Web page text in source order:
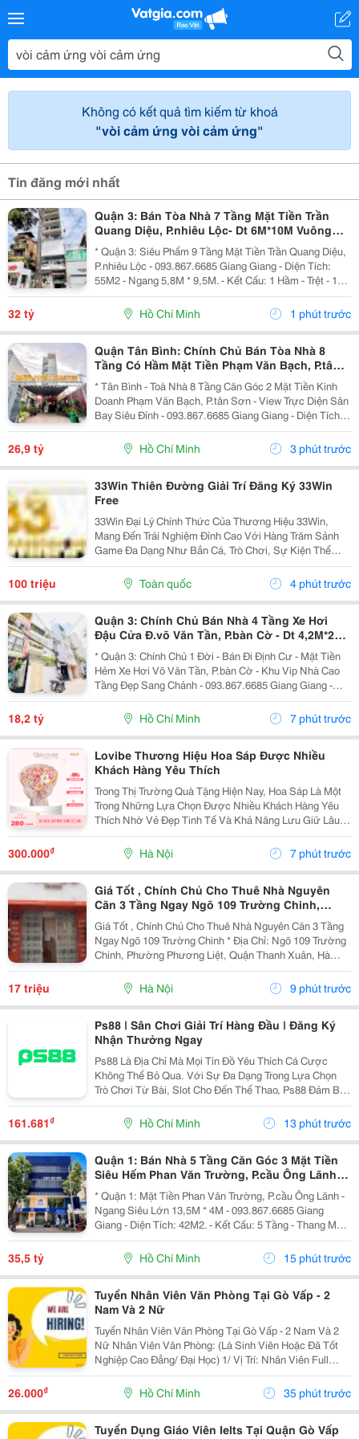
Không có kết quả tìm kiếm từ khoá
"vòi cảm ứng vòi cảm ứng"
Tin đăng mới nhất
Quận 3: Bán Tòa Nhà 7 Tầng Mặt Tiền Trần
Quang Diệu, P.nhiêu Lộc- Dt 6M*10M Vuông
Đẹp- Nhà 2 Mt Thoáng- Chính Chủ Chào Giá
Chỉ 32T
* Quận 3: Siêu Phẩm 9 Tầng Mặt Tiền Trần Quang Diệu,
P.nhiêu Lộc - 093.867.6685 Giang Giang - Diện Tích:
55M2 - Ngang 5,8M * 9,5M. - Kết Cấu: 1 Hầm - Trệt - 1
Lửng - 5 Tầng - Sân Thượng - Thang Máy. + Tầng Hầm:
Kinh Doanh Giặt Sấy. + Tầng Trệt -...
32 tỷ Hồ Chí Minh 1 phút trước
Quận Tân Bình: Chính Chủ Bán Tòa Nhà 8
Tầng Có Hầm Mặt Tiền Phạm Văn Bạch, P.tân
Sơn- View Trực Diện Ngắm Máy Bay Đỉnh- Dt
* Tân Bình - Toà Nhà 8 Tầng Căn Góc 2 Mặt Tiền Kinh
Doanh Phạm Văn Bạch, P.tân Sơn - View Trực Diện Sân
Bay Siêu Đỉnh - 093.867.6685 Giang Giang - Diện Tích:
88,4M2 - Ngang 7,5M * 21M. - Kết Cấu: 1 Hầm - 1 Lửng -
6 Tầng - Sân Thượng - Thang Máy...
26,9 tỷ Hồ Chí Minh 3 phút trước
33Win Thiên Đường Giải Trí Đăng Ký 33Win
Free
33Win Đại Lý Chính Thức Của Thương Hiệu 33Win,
Mang Đến Trải Nghiệm Đỉnh Cao Với Hàng Trăm Sảnh
Game Đa Dạng Như Bắn Cá, Trò Chơi, Sự Kiện Thể
Thao, Xổ Số, Game Bài Và Hơn Thế Nữa. Người Chơi
Còn Nhận Được Nhiều Ưu Đãi Hấp Dẫn Và Phần
Thưởng Giá Trị....
100 triệu Toàn quốc 4 phút trước
Quận 3: Chính Chủ Bán Nhà 4 Tầng Xe Hơi
Đậu Cửa Đ.võ Văn Tần, P.bàn Cờ - Dt 4,2M*22M
Sh Vuông Đẹp - Giá Chào Tốt Chỉ 18,2T-
* Quận 3: Chính Chủ 1 Đời - Bán Đi Định Cư - Mặt Tiền
Hẻm Xe Hơi Võ Văn Tần, P.bàn Cờ - Khu Vip Nhà Cao
Tầng Đẹp Sang Chảnh - 093.867.6685 Giang Giang -
Diện Tích: 82M2 - Ngang 3,8M Nở Hậu 4,2M * 22M. -
Kết Cấu: 4 Tầng - Sân Thượng - 4Pn - 5Wc. -...
18,2 tỷ Hồ Chí Minh 7 phút trước
Lovibe Thương Hiệu Hoa Sáp Được Nhiều
Khách Hàng Yêu Thích
Trong Thị Trường Quà Tặng Hiện Nay, Hoa Sáp Là Một
Trong Những Lựa Chọn Được Nhiều Khách Hàng Yêu
Thích Nhờ Vẻ Đẹp Tinh Tế Và Khả Năng Lưu Giữ Lâu
Dài. Trong Số Những Thương Hiệu Nổi Bật, Lovibe
Đang Dần Trở Thành Cái Tên Được Nhiều Người Lựa
Chọn...
300.000₫ Hà Nội 7 phút trước
Giá Tốt , Chính Chủ Cho Thuê Nhà Nguyên
Căn 3 Tầng Ngay Ngõ 109 Trường Chinh,
Thanh Xuân, Hà Nội
Giá Tốt , Chính Chủ Cho Thuê Nhà Nguyên Căn 3 Tầng
Ngay Ngõ 109 Trường Chinh * Địa Chỉ: Ngõ 109 Trường
Chinh, Phường Phương Liệt, Quận Thanh Xuân, Hà
Nội. - Nhà Nằm Tại Vị Trí Đẹp, Đường Ô Tô Tránh,
Thuận Tiện Vừa Ở Vừa Kinh Doanh Hoặc Làm Văn...
17 triệu Hà Nội 9 phút trước
Ps88 | Sân Chơi Giải Trí Hàng Đầu | Đăng Ký
Nhận Thưởng Ngay
Ps88 Là Địa Chỉ Mà Mọi Tín Đồ Yêu Thích Cá Cược
Không Thể Bỏ Qua. Với Sự Đa Dạng Trong Lựa Chọn
Trò Chơi Từ Bài, Slot Cho Đến Thể Thao, Ps88 Đảm Bảo
Mang Đến Những Giây Phút Thư Giãn Đầy Thú Vị Cho
Người Chơi. Chúng Tôi Cam Kết Cung Cấp Dịch Vụ
Chăm...
161.681₫ Hồ Chí Minh 13 phút trước
Quận 1: Bán Nhà 5 Tầng Căn Góc 3 Mặt Tiền
Siêu Hếm Phan Văn Trường, P.cầu Ông Lãnh-
Dt 13M*4M- Chính Chủ Chào Giá Tốt
* Quận 1: Mặt Tiền Phan Văn Trường, P.cầu Ông Lãnh -
Ngang Siêu Lớn 13,5M * 4M - 093.867.6685 Giang
Giang - Diện Tích: 42M2. - Kết Cấu: 5 Tầng - Thang Máy
- Từ Lầu 2 Xây Vươn Ban Công Ra Rộng 4,5M - Các
Tầng Đều Thiết Kế Làm Vp Cty. - Đang Sẵn...
35,5 tỷ Hồ Chí Minh 15 phút trước
Tuyển Nhân Viên Văn Phòng Tại Gò Vấp - 2
Nam Và 2 Nữ
Tuyển Nhân Viên Văn Phòng Tại Gò Vấp - 2 Nam Và 2
Nữ Nhân Viên Văn Phòng: (Là Sinh Viên Hoặc Đã Tốt
Nghiệp Cao Đẳng/ Đại Học) 1/ Vị Trí: Nhân Viên Full
Time (2 Nam 2 Nữ) Ca Làm: 13:00 Đến 21:00 (1 Tháng
Được Nghỉ Phép 1 Ngày, Và Hưởng Các Ngày...
26.000₫ Hồ Chí Minh 35 phút trước
Tuyển Dụng Giáo Viên Ielts Tại Quận Gò Vấp